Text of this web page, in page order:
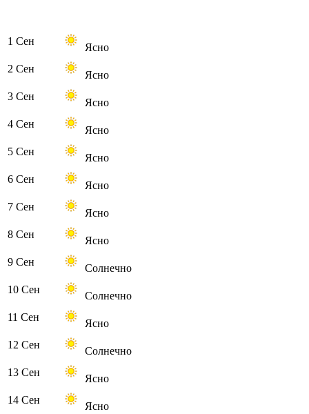
1 Сен
Ясно
2 Сен
Ясно
3 Сен
Ясно
4 Сен
Ясно
5 Сен
Ясно
6 Сен
Ясно
7 Сен
Ясно
8 Сен
Ясно
9 Сен
Солнечно
10 Сен
Солнечно
11 Сен
Ясно
12 Сен
Солнечно
13 Сен
Ясно
14 Сен
Ясно